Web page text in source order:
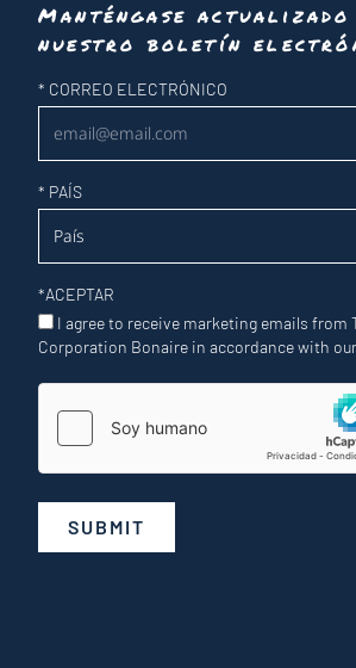
Manténgase actualizado
nuestro boletín
Newsletter
* CORREO ELECTRÓNICO
* PAÍS
*ACEPTAR
I agree to receive marketing emails from
Corporation Bonaire in accordance with our
SUBMIT